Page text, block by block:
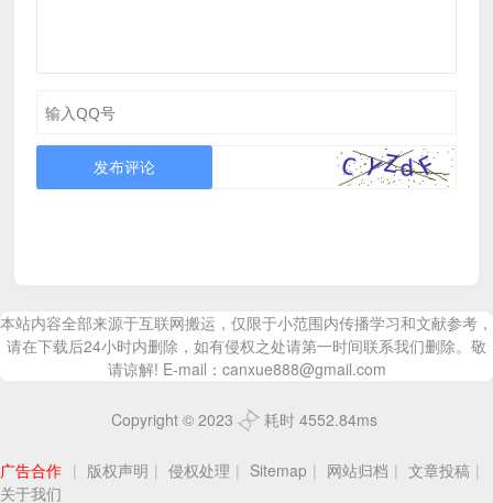
发布评论
本站内容全部来源于互联网搬运，仅限于小范围内传播学习和文献参考，
请在下载后24小时内删除，如有侵权之处请第一时间联系我们删除。敬
请谅解! E-mail：canxue888@gmail.com
Copyright © 2023 耗时 4552.84ms
广告合作 | 版权声明 | 侵权处理 | Sitemap | 网站归档 | 文章投稿 |
关于我们